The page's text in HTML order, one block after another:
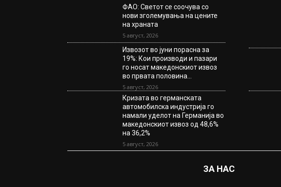
ФАО: Светот се соочува со
нови зголемувања на цените
на храната
5 август, 2026
Извозот во јуни порасна за
19%: Кои производи и пазари
го носат македонскиот извоз
во првата половина...
5 август, 2026
Кризата во германската
автомобилска индустрија го
намали уделот на Германија во
македонскиот извоз од 48,6%
на 36,2%
5 август, 2026
ЗА НАС